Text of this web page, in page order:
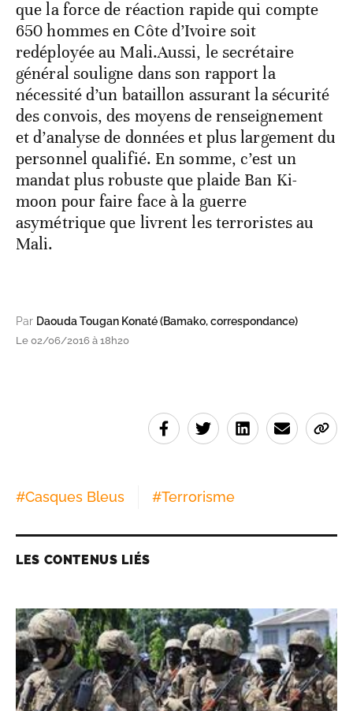
que la force de réaction rapide qui compte
650 hommes en Côte d’Ivoire soit
redéployée au Mali.Aussi, le secrétaire
général souligne dans son rapport la
nécessité d’un bataillon assurant la sécurité
des convois, des moyens de renseignement
et d’analyse de données et plus largement du
personnel qualifié. En somme, c’est un
mandat plus robuste que plaide Ban Ki-
moon pour faire face à la guerre
asymétrique que livrent les terroristes au
Mali.
Par Daouda Tougan Konaté (Bamako, correspondance)
Le 02/06/2016 à 18h20
#Casques Bleus #Terrorisme
LES CONTENUS LIÉS